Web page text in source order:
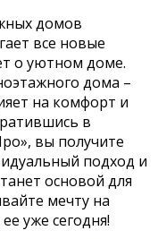
домов
все новые
о уютном доме.
дома –
на комфорт и
в
вы получите
подход и
основой для
мечту на
уже сегодня!